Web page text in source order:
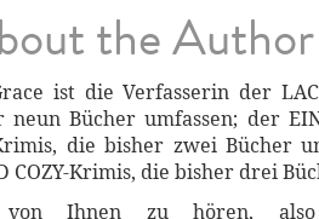
the Author
ist die Verfasserin der
Bücher umfassen; der EIN
Krimis, die bisher zwei Bücher
COZY-Krimis, die bisher drei
Ihnen zu hören, also